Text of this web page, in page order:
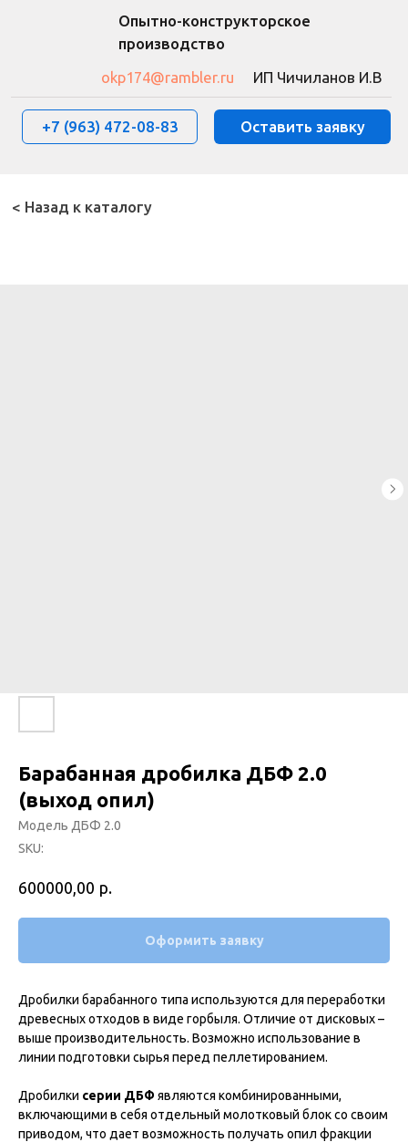
Опытно-конструкторское
Барабанная дробилка ДБФ 2.0
(выход опил)
Модель ДБФ 2.0
SKU:
600000,00 р.
Оформить заявку
Дробилки барабанного типа используются для переработки
древесных отходов в виде горбыля. Отличие от дисковых –
выше производительность. Возможно использование в
линии подготовки сырья перед пеллетированием.
Дробилки серии ДБФ являются комбинированными,
включающими в себя отдельный молотковый блок со своим
приводом, что дает возможность получать опил фракции